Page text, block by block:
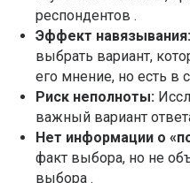
респондентов .
Эффект навязывания:
выбрать вариант,
его мнение, но есть в
Риск неполноты:
важный вариант
Нет информации о
факт выбора, но не
выбора .
Тарифы
Кейсы
Брендбук
БЛОГ
Топ-20 методик UX/UI-исследований
First-click test: как проверить
интерфейса
Искусственный интеллект в
Фокуз On-Premise: Безопасность